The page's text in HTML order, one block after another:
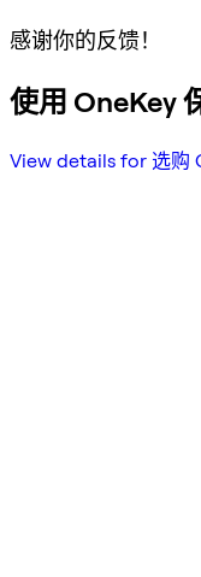
感谢你的反馈！
使用 OneKey
View details for 选购